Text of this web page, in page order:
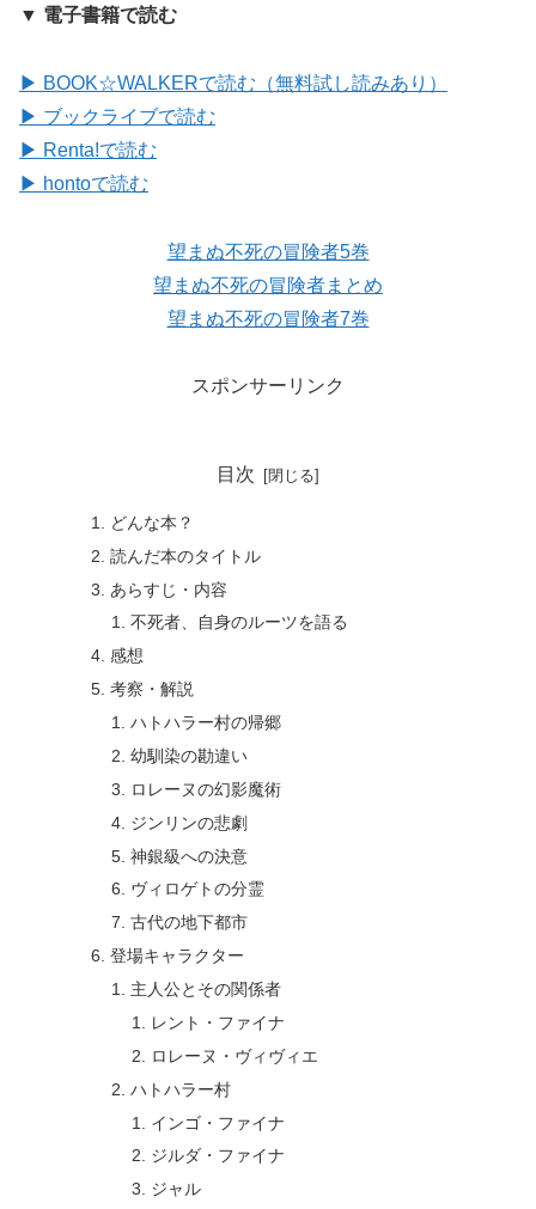
▼ 電子書籍で読む
▶ BOOK☆WALKERで読む（無料試し読みあり）
▶ ブックライブで読む
▶ Renta!で読む
▶ hontoで読む
望まぬ不死の冒険者5巻
望まぬ不死の冒険者まとめ
望まぬ不死の冒険者7巻
スポンサーリンク
目次
どんな本？
読んだ本のタイトル
あらすじ・内容
不死者、自身のルーツを語る
感想
考察・解説
ハトハラー村の帰郷
幼馴染の勘違い
ロレーヌの幻影魔術
ジンリンの悲劇
神銀級への決意
ヴィロゲトの分霊
古代の地下都市
登場キャラクター
主人公とその関係者
レント・ファイナ
ロレーヌ・ヴィヴィエ
ハトハラー村
インゴ・ファイナ
ジルダ・ファイナ
ジャル